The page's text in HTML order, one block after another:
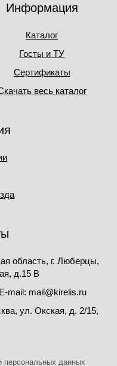
Информация
Каталог
Госты и ТУ
Сертификаты
весь каталог
область, г. Люберцы,
д.15 В
mail: mail@kirelis.ru
ул. Окская, д. 2/15,
персональных данных